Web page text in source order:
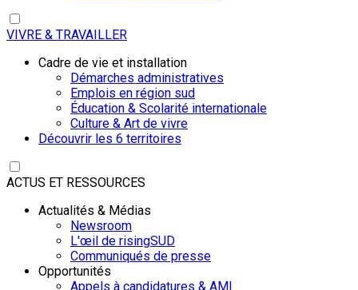
VIVRE & TRAVAILLER
Cadre de vie et installation
Démarches administratives
Emplois en région sud
Éducation & Scolarité internationale
Culture & Art de vivre
Découvrir les 6 territoires
ACTUS ET RESSOURCES
Actualités & Médias
Newsroom
L'œil de risingSUD
Communiqués de presse
Opportunités
Appels à candidatures & AMI